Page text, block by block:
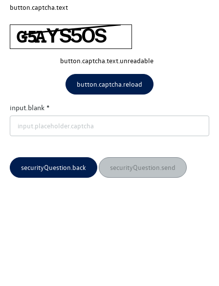
button.captcha.text
button.captcha.text.unreadable
button.captcha.reload
input.blank
securityQuestion.back securityQuestion.send